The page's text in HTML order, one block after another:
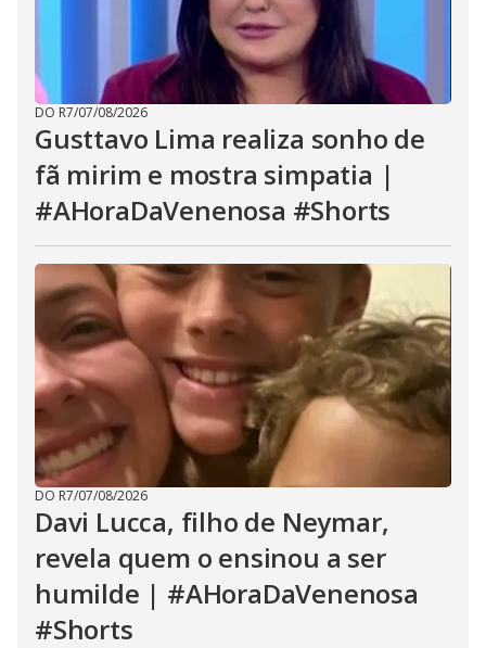
DO R7/07/08/2026
Gusttavo Lima realiza sonho de
fã mirim e mostra simpatia |
#AHoraDaVenenosa #Shorts
DO R7/07/08/2026
Davi Lucca, filho de Neymar,
revela quem o ensinou a ser
humilde | #AHoraDaVenenosa
#Shorts